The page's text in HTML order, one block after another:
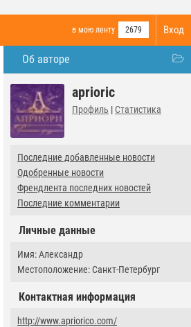
Вход
в мою ленту 2679
Об авторе
aprioric
Профиль | Статистика
Последние добавленные новости
Одобренные новости
Френдлента последних новостей
Последние комментарии
Личные данные
Имя: Александр
Местоположение: Санкт-Петербург
Контактная информация
http://www.apriorico.com/